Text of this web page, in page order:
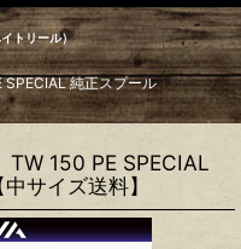
トリール）
純正スプール
TW 150 PE SPECIAL
サイズ送料】